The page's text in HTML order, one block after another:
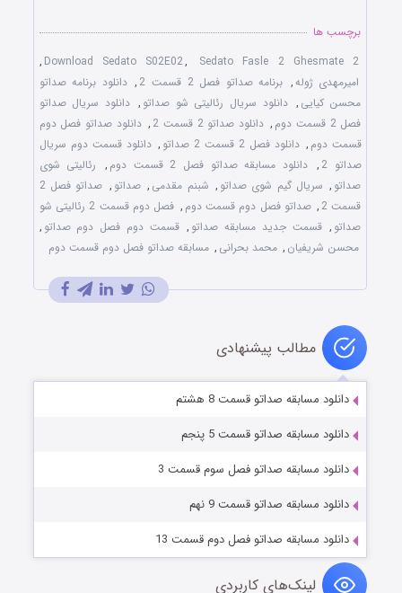
برچسب ها
Download Sedato S02E02, Sedato Fasle 2 Ghesmate 2
,
امیرمهدی ژوله, برنامه صداتو فصل 2 قسمت 2 , دانلود برنامه صداتو
محسن کیایی , دانلود سریال رئالیتی شو صداتو , دانلود سریال صداتو
فصل 2 قسمت دوم
, دانلود صداتو 2 قسمت 2 , دانلود صداتو فصل دوم
قسمت دوم , دانلود فصل 2 قسمت 2 صداتو , دانلود قسمت دوم سریال
صداتو 2 , دانلود مسابقه صداتو فصل 2 قسمت دوم , رئالیتی شوی
صداتو , سریال گیم شوی صداتو , شبنم مقدمی , صداتو ,
صداتو فصل 2
قسمت 2
, صداتو فصل دوم قسمت دوم ,
فصل دوم قسمت 2 رئالیتی شو
صداتو , قسمت جدید مسابقه صداتو , قسمت دوم فصل دوم صداتو ,
محسن شریفیان , محمد بحرانی , مسابقه صداتو فصل دوم قسمت دوم
مطالب پیشنهادی
دانلود مسابقه صداتو قسمت 8 هشتم
دانلود مسابقه صداتو قسمت 5 پنجم
دانلود مسابقه صداتو فصل سوم قسمت 3
دانلود مسابقه صداتو قسمت 9 نهم
دانلود مسابقه صداتو فصل دوم قسمت 13
لینک‌های کاربردی